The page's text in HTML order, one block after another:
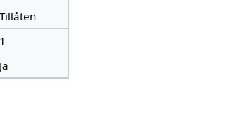
Tillåten
1
Ja